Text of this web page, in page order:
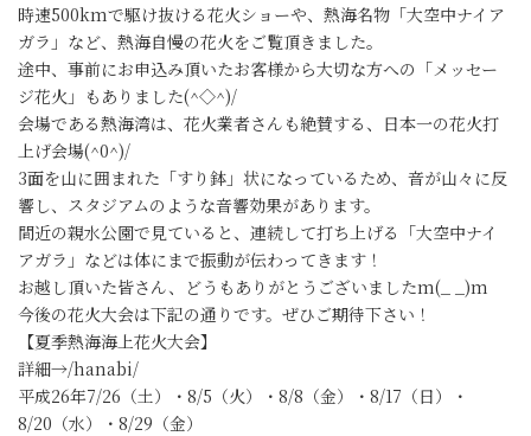
時速500kmで駆け抜ける花火ショーや、熱海名物「大空中ナイア
ガラ」など、熱海自慢の花火をご覧頂きました。
途中、事前にお申込み頂いたお客様から大切な方への「メッセー
ジ花火」もありました(^◇^)/
会場である熱海湾は、花火業者さんも絶賛する、日本一の花火打
上げ会場(^0^)/
3面を山に囲まれた「すり鉢」状になっているため、音が山々に反
響し、スタジアムのような音響効果があります。
間近の親水公園で見ていると、連続して打ち上げる「大空中ナイ
アガラ」などは体にまで振動が伝わってきます！
お越し頂いた皆さん、どうもありがとうございましたm(_ _)m
今後の花火大会は下記の通りです。ぜひご期待下さい！
【夏季熱海海上花火大会】
詳細→/hanabi/
平成26年7/26（土）・8/5（火）・8/8（金）・8/17（日）・
8/20（水）・8/29（金）